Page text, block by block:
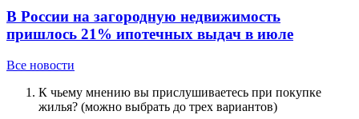
В России на загородную недвижимость
пришлось 21% ипотечных выдач в июле
Все новости
К чьему мнению вы прислушиваетесь при покупке
жилья? (можно выбрать до трех вариантов)